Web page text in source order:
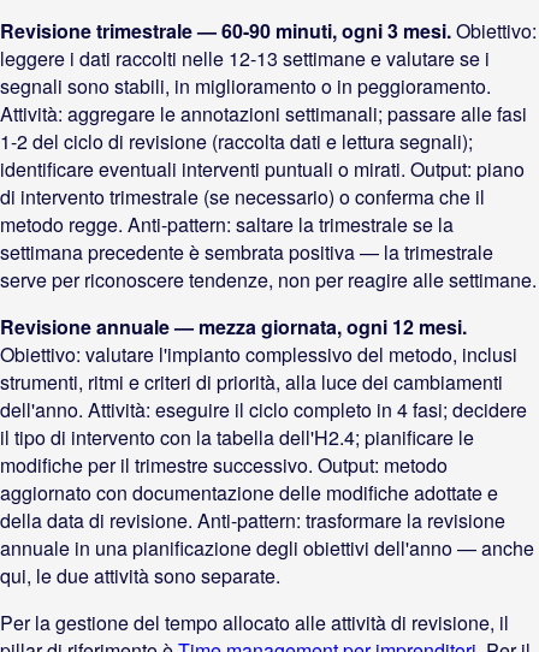
Revisione trimestrale — 60-90 minuti, ogni 3 mesi.Obiettivo:
leggere i dati raccolti nelle 12-13 settimane e valutare se i
segnali sono stabili, in miglioramento o in peggioramento.
Attività: aggregare le annotazioni settimanali; passare alle fasi
1-2 del ciclo di revisione (raccolta dati e lettura segnali);
identificare eventuali interventi puntuali o mirati. Output: piano
di intervento trimestrale (se necessario) o conferma che il
metodo regge. Anti-pattern: saltare la trimestrale se la
settimana precedente è sembrata positiva — la trimestrale
serve per riconoscere tendenze, non per reagire alle settimane.
Revisione annuale — mezza giornata, ogni 12 mesi.
Obiettivo: valutare l'impianto complessivo del metodo, inclusi
strumenti, ritmi e criteri di priorità, alla luce dei cambiamenti
dell'anno. Attività: eseguire il ciclo completo in 4 fasi; decidere
il tipo di intervento con la tabella dell'H2.4; pianificare le
modifiche per il trimestre successivo. Output: metodo
aggiornato con documentazione delle modifiche adottate e
della data di revisione. Anti-pattern: trasformare la revisione
annuale in una pianificazione degli obiettivi dell'anno — anche
qui, le due attività sono separate.
Per la gestione del tempo allocato alle attività di revisione, il